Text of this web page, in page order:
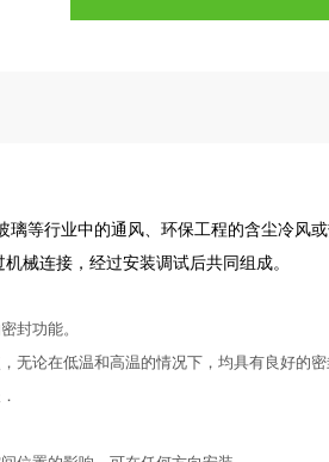
璃等行业中的通风、环保工程的含尘冷风
械连接，经过安装调试后共同组成。
封功能。
论在低温和高温的情况下，均具有良好的